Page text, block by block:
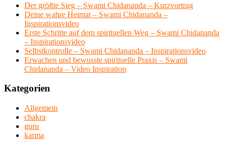
Der größte Sieg – Swami Chidananda – Kurzvortrag
Deine wahre Heimat – Swami Chidananda –
Inspirationsvideo
Erste Schritte auf dem spirituellen Weg – Swami Chidananda
– Inspirationsvideo
Selbstkontrolle – Swami Chidananda – Inspirationsvideo
Erwachen und bewusste spirituelle Praxis – Swami
Chidananda – Video Inspiration
Kategorien
Allgemein
chakra
guru
karma